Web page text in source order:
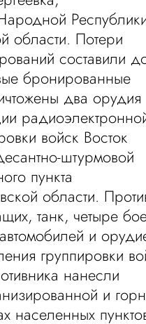
области. Потери
составили
бронированные
два орудия
войск Восток
штурмовой
пункта
области.
танк, четыре
и
группировки
нанесли
и
населенных